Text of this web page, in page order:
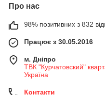
Про нас
98% позитивних з 832
Працює з 30.05.2016
м. Дніпро
ТВК "Курчатовский"
Україна
Контакти